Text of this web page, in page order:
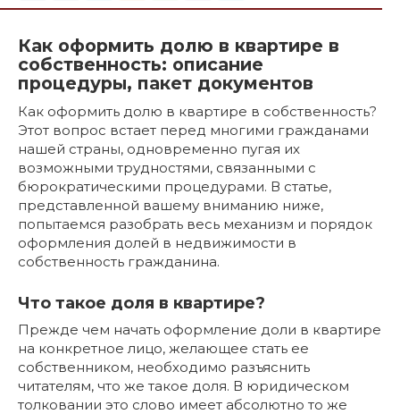
Как оформить долю в квартире в
собственность: описание
процедуры, пакет документов
Как оформить долю в квартире в собственность?
Этот вопрос встает перед многими гражданами
нашей страны, одновременно пугая их
возможными трудностями, связанными с
бюрократическими процедурами. В статье,
представленной вашему вниманию ниже,
попытаемся разобрать весь механизм и порядок
оформления долей в недвижимости в
собственность гражданина.
Что такое доля в квартире?
Прежде чем начать оформление доли в квартире
на конкретное лицо, желающее стать ее
собственником, необходимо разъяснить
читателям, что же такое доля. В юридическом
толковании это слово имеет абсолютно то же